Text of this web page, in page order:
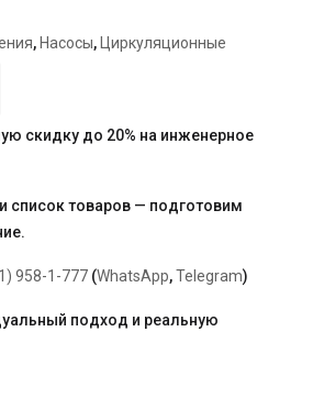
, Насосы, Циркуляционные
скидку до 20% на инженерное
список товаров — подготовим
958-1-777 (WhatsApp,Telegram)
подход и реальную